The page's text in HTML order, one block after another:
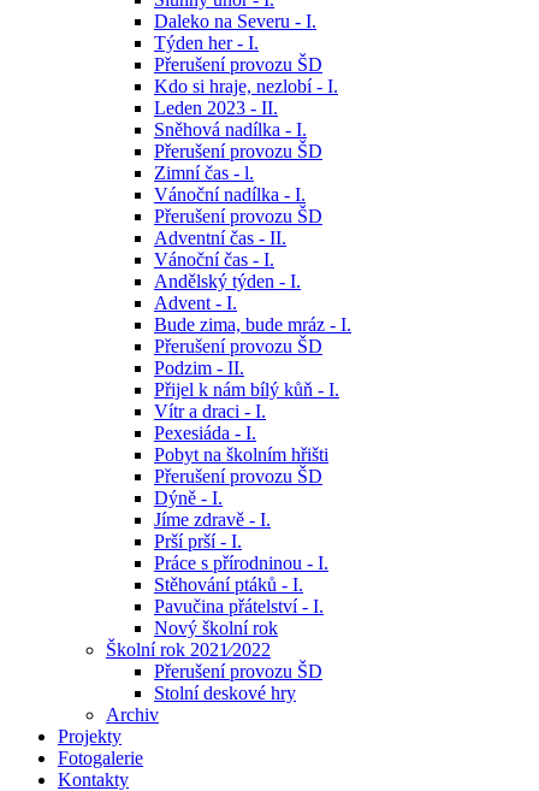
Daleko na Severu - I.
Týden her - I.
Přerušení provozu ŠD
Kdo si hraje, nezlobí - I.
Leden 2023 - II.
Sněhová nadílka - I.
Přerušení provozu ŠD
Zimní čas - l.
Vánoční nadílka - I.
Přerušení provozu ŠD
Adventní čas - II.
Vánoční čas - I.
Andělský týden - I.
Advent - I.
Bude zima, bude mráz - I.
Přerušení provozu ŠD
Podzim - II.
Přijel k nám bílý kůň - I.
Vítr a draci - I.
Pexesiáda - I.
Pobyt na školním hřišti
Přerušení provozu ŠD
Dýně - I.
Jíme zdravě - I.
Prší prší - I.
Práce s přírodninou - I.
Stěhování ptáků - I.
Pavučina přátelství - I.
Nový školní rok
Školní rok 2021⁄2022
Přerušení provozu ŠD
Stolní deskové hry
Archiv
Projekty
Fotogalerie
Kontakty